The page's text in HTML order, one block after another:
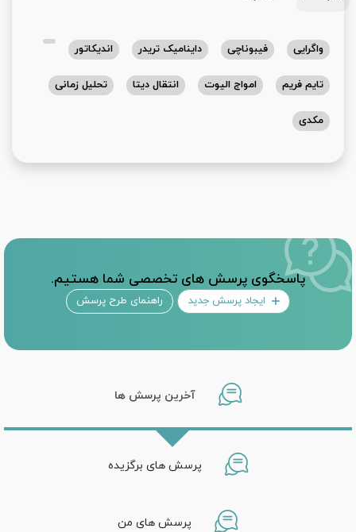
واگرایی فیبوناچی داینامیک تریدر اندیکاتور
تایم فریم امواج الیوت انتقال دیتا تحلیل زمانی
مکدی
پاسخگوی پرسش های تخصصی شما هستیم.
ایجاد پرسش جدید راهنمای طرح پرسش
آخرین پرسش ها
پرسش های برگزیده
پرسش های من